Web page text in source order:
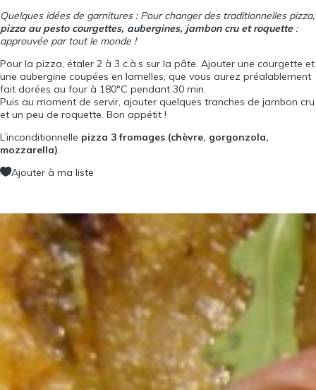
Quelques idées de garnitures : Pour changer des traditionnelles pizza,
pizza au pesto courgettes, aubergines, jambon cru et roquette:
approuvée par tout le monde !
Pour la pizza, étaler 2 à 3 c.à.s sur la pâte. Ajouter une courgette et
une aubergine coupées en lamelles, que vous aurez préalablement
fait dorées au four à 180°C pendant 30 min.
Puis au moment de servir, ajouter quelques tranches de jambon cru
et un peu de roquette. Bon appétit !
L’inconditionnelle pizza 3 fromages (chèvre, gorgonzola,
mozzarella).
Ajouter à ma liste